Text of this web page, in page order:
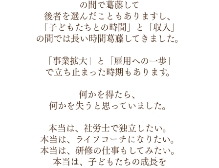
の間で葛藤して
後者を選んだこともありますし、
「子どもたちとの時間」と「収入」
の間では長い時間葛藤してきました。
「事業拡大」と「雇用への一歩」
で立ち止まった時期もあります。
何かを得たら、
何かを失うと思っていました。
本当は、社労士で独立したい。
本当は、ライフコーチになりたい。
本当は、研修の仕事もしてみたい。
本当は、子どもたちの成長を